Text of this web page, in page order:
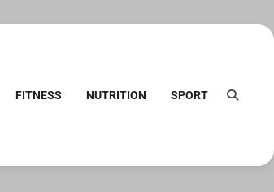
FITNESS NUTRITION SPORT